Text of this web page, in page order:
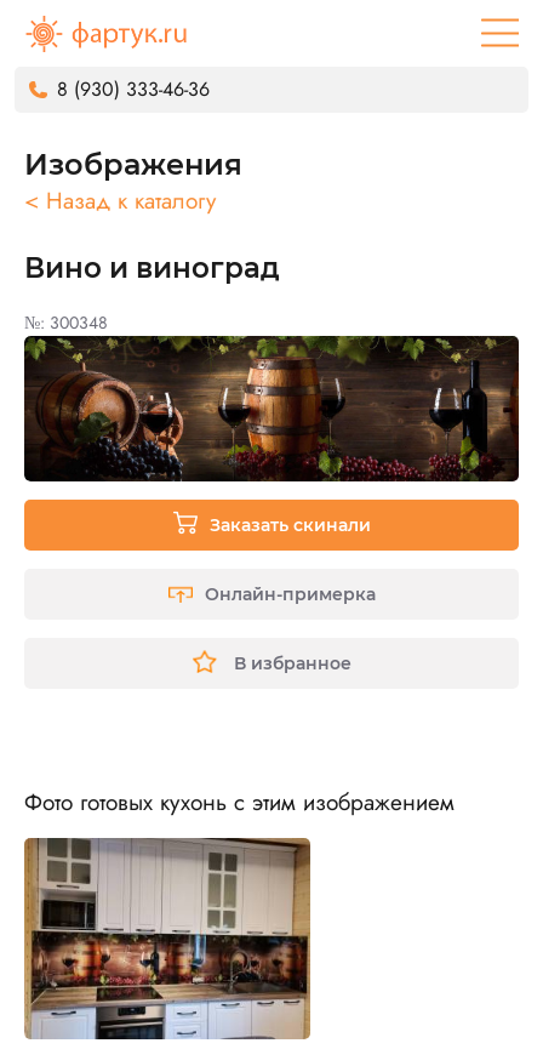
8 (930) 333-46-36
Изображения
< Назад к каталогу
Вино и виноград
№: 300348
Заказать скинали
Онлайн-примерка
В избранное
Фото готовых кухонь с этим изображением